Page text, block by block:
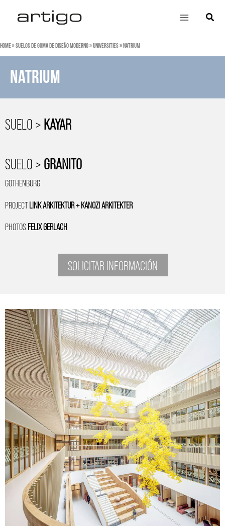
contenido
Main
Home»Suelos de goma de diseño moderno»Universities»Natrium
natrium
SUELO >KAYAR
SUELO >GRANITO
GOTHENBURG
PROJECTLINK ARKITEKTUR + KANOZI ARKITEKTER
PHOTOS FELIX GERLACH
SOLICITAR INFORMACIÓN